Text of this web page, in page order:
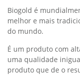
Biogold é
melhor e mais
do mundo.
É um produto com
uma qualidade
produto que de o